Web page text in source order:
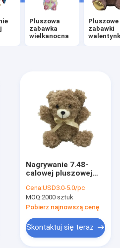
Pluszowa
zabawka
wielkanocna
Pluszowe
zabawki
Nagrywanie 7.48-
calowej pluszowej
Cena:USD3.0-5.0/pc
MOQ:2000 sztuk
Pobierz najnowszą cenę
Skontaktuj się teraz